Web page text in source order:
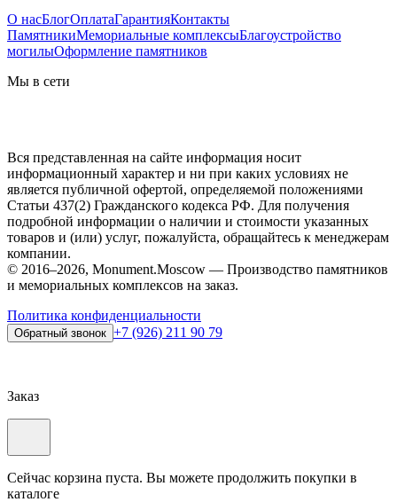
О насБлогОплатаГарантияКонтакты
ПамятникиМемориальные комплексыБлагоустройство
могилыОформление памятников
Мы в сети
Вся представленная на сайте информация носит
информационный характер и ни при каких условиях не
является публичной офертой, определяемой положениями
Статьи 437(2) Гражданского кодекса РФ. Для получения
подробной информации о наличии и стоимости указанных
товаров и (или) услуг, пожалуйста, обращайтесь к менеджерам
компании.
© 2016–2026, Monument.Moscow — Производство памятников
и мемориальных комплексов на заказ.
Политика конфиденциальности
Обратный звонок +7 (926) 211 90 79
Заказ
Сейчас корзина пуста. Вы можете продолжить покупки в
каталоге